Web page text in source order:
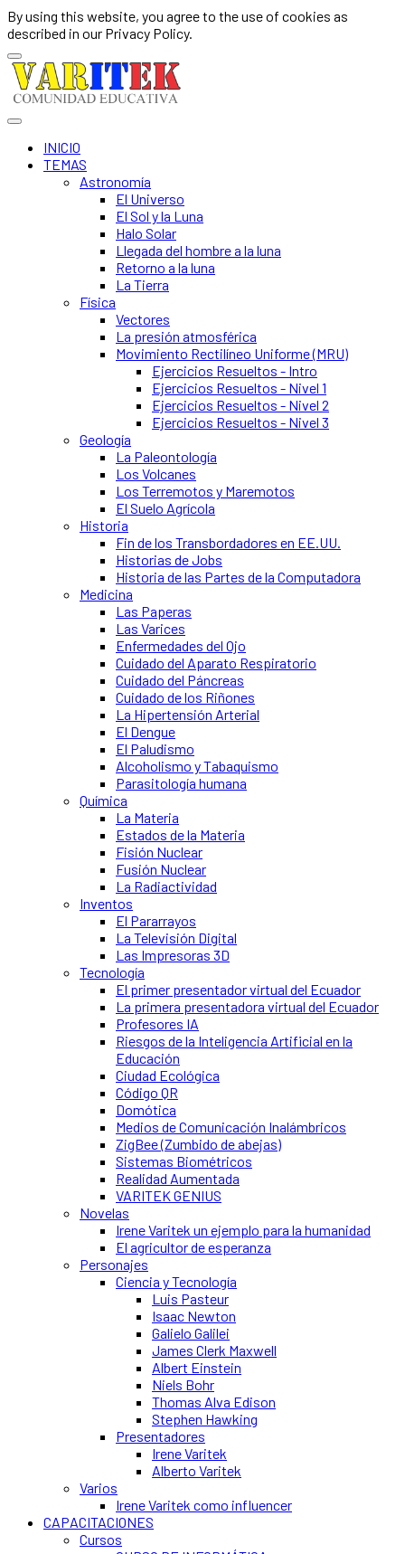
By using this website, you agree to the use of cookies as
described in our Privacy Policy.
INICIO
TEMAS
Astronomía
El Universo
El Sol y la Luna
Halo Solar
Llegada del hombre a la luna
Retorno a la luna
La Tierra
Física
Vectores
La presión atmosférica
Movimiento Rectilíneo Uniforme (MRU)
Ejercicios Resueltos - Intro
Ejercicios Resueltos - Nivel 1
Ejercicios Resueltos - Nivel 2
Ejercicios Resueltos - Nivel 3
Geología
La Paleontología
Los Volcanes
Los Terremotos y Maremotos
El Suelo Agrícola
Historia
Fin de los Transbordadores en EE.UU.
Historias de Jobs
Historia de las Partes de la Computadora
Medicina
Las Paperas
Las Varices
Enfermedades del Ojo
Cuidado del Aparato Respiratorio
Cuidado del Páncreas
Cuidado de los Riñones
La Hipertensión Arterial
El Dengue
El Paludismo
Alcoholismo y Tabaquismo
Parasitología humana
Química
La Materia
Estados de la Materia
Fisión Nuclear
Fusión Nuclear
La Radiactividad
Inventos
El Pararrayos
La Televisión Digital
Las Impresoras 3D
Tecnología
El primer presentador virtual del Ecuador
La primera presentadora virtual del Ecuador
Profesores IA
Riesgos de la Inteligencia Artificial en la
Educación
Ciudad Ecológica
Código QR
Domótica
Medios de Comunicación Inalámbricos
ZigBee (Zumbido de abejas)
Sistemas Biométricos
Realidad Aumentada
VARITEK GENIUS
Novelas
Irene Varitek un ejemplo para la humanidad
El agricultor de esperanza
Personajes
Ciencia y Tecnología
Luis Pasteur
Isaac Newton
Galielo Galilei
James Clerk Maxwell
Albert Einstein
Niels Bohr
Thomas Alva Edison
Stephen Hawking
Presentadores
Irene Varitek
Alberto Varitek
Varios
Irene Varitek como influencer
CAPACITACIONES
Cursos